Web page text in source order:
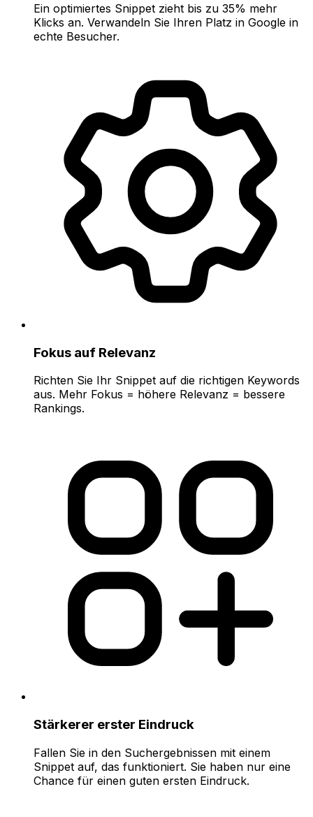
Ein optimiertes Snippet zieht bis zu 35% mehr
Klicks an. Verwandeln Sie Ihren Platz in Google in
echte Besucher.
Fokus auf Relevanz
Richten Sie Ihr Snippet auf die richtigen Keywords
aus. Mehr Fokus = höhere Relevanz = bessere
Rankings.
Stärkerer erster Eindruck
Fallen Sie in den Suchergebnissen mit einem
Snippet auf, das funktioniert. Sie haben nur eine
Chance für einen guten ersten Eindruck.